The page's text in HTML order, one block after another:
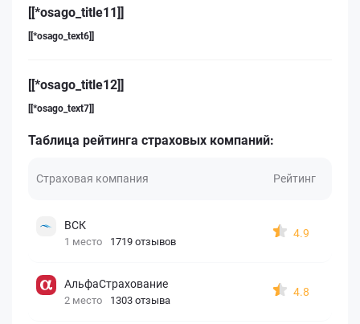
[[*osago_title11]]
[[*osago_text6]]
[[*osago_title12]]
[[*osago_text7]]
Таблица рейтинга страховых компаний:
Страховая компания Рейтинг
ВСК
1 место 1719 отзывов
4.9
АльфаСтрахование
2 место 1303 отзыва
4.8